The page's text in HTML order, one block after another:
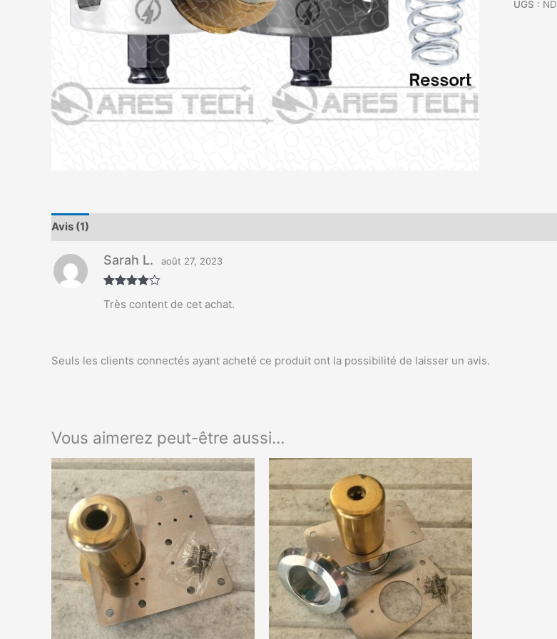
UGS : ND
Avis (1)
sur 5
Sarah L. août 27, 2023
Très content de cet achat.
Seuls les clients connectés ayant acheté ce produit ont la possibilité de laisser un avis.
Vous aimerez peut-être aussi…